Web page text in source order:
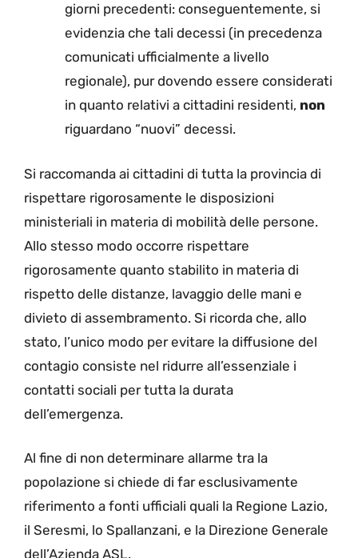
giorni precedenti: conseguentemente, si
evidenzia che tali decessi (in precedenza
comunicati ufficialmente a livello
regionale), pur dovendo essere considerati
in quanto relativi a cittadini residenti, non
riguardano “nuovi” decessi.
Si raccomanda ai cittadini di tutta la provincia di
rispettare rigorosamente le disposizioni
ministeriali in materia di mobilità delle persone.
Allo stesso modo occorre rispettare
rigorosamente quanto stabilito in materia di
rispetto delle distanze, lavaggio delle mani e
divieto di assembramento. Si ricorda che, allo
stato, l’unico modo per evitare la diffusione del
contagio consiste nel ridurre all’essenziale i
contatti sociali per tutta la durata
dell’emergenza.
Al fine di non determinare allarme tra la
popolazione si chiede di far esclusivamente
riferimento a fonti ufficiali quali la Regione Lazio,
il Seresmi, lo Spallanzani, e la Direzione Generale
dell’Azienda ASL.